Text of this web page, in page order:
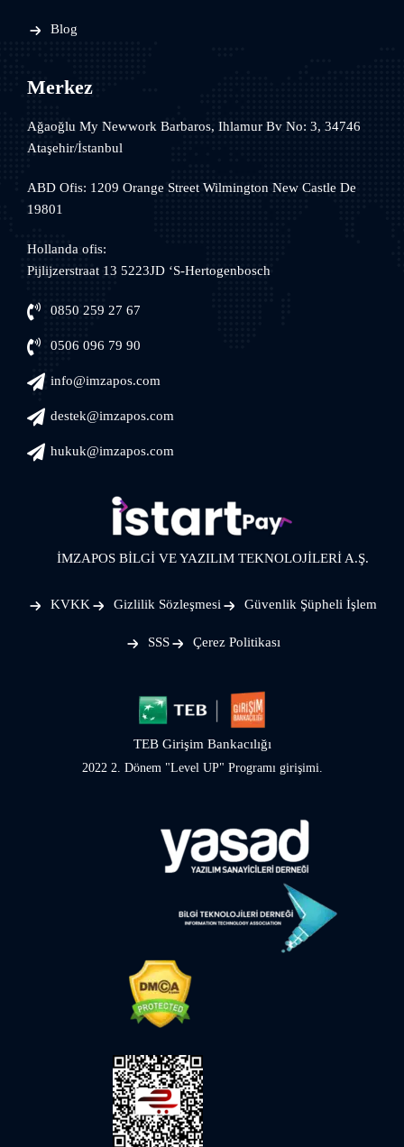
Blog
Merkez
Ağaoğlu My Newwork Barbaros, Ihlamur Bv No: 3, 34746
Ataşehir/İstanbul
ABD Ofis: 1209 Orange Street Wilmington New Castle De
19801
Hollanda ofis:
Pijlijzerstraat 13 5223JD ‘S-Hertogenbosch
0850 259 27 67
0506 096 79 90
info@imzapos.com
destek@imzapos.com
hukuk@imzapos.com
İMZAPOS BİLGİ VE YAZILIM TEKNOLOJİLERİ A.Ş.
KVKK Gizlilik Sözleşmesi Güvenlik Şüpheli İşlem
SSS Çerez Politikası
TEB Girişim Bankacılığı
2022 2. Dönem "Level UP" Programı girişimi.